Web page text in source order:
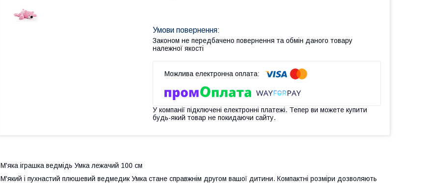
Законом не передбачено повернення та обмін даного товару
належної якості
У компанії підключені електронні платежі. Тепер ви можете купити
будь-який товар не покидаючи сайту.
М'яка іграшка ведмідь Умка лежачий 100 см
М'який і пухнастий плюшевий ведмедик Умка стане справжнім другом вашої дитини. Компактні розміри дозволяють